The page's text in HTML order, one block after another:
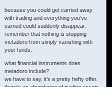
because you could get carried away
with trading and everything you’ve
earned could suddenly disappear.
remember that nothing is stopping
metadoro from simply vanishing with
your funds.
what financial instruments does
metadoro include?
we have to say, it’s a pretty hefty offer.